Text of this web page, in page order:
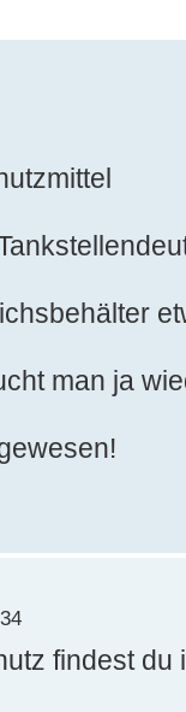
man ja
findest du